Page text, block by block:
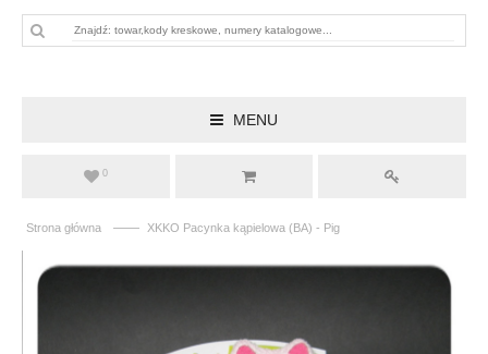
MENU
0
Strona główna —— XKKO Pacynka kąpielowa (BA) - Pig